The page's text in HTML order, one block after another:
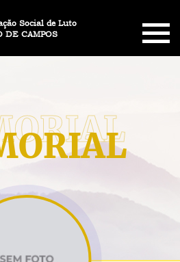
JOÃO DE CAMPOS
Organização Social de Luto
NÓS
FUNERÁRIO